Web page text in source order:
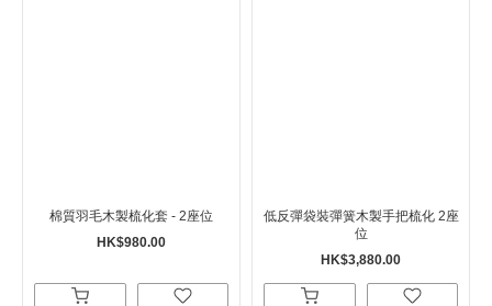
棉質羽毛木製梳化套 - 2座位
HK$980.00
低反彈袋裝彈簧木製手把梳化 2座
位
HK$3,880.00